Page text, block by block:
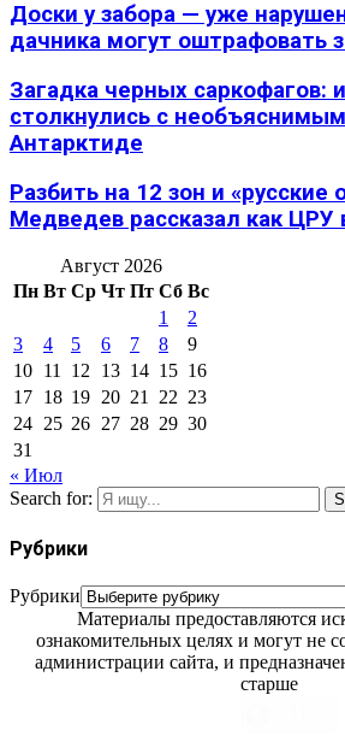
Доски у забора — уже
дачника могут оштрафовать
Загадка черных саркофагов:
столкнулись с
Антарктиде
Разбить на 12 зон и «русские
Медведев рассказал как ЦРУ
Август 2026
Пн Вт Ср Чт Пт Сб Вс
1
2
3
4 5 6 7 8
9
10 11 12 13 14 15 16
17 18 19 20 21 22 23
24 25 26 27 28 29 30
31
« Июл
Search for:
Рубрики
Рубрики
Материалы предоставляются
ознакомительных целях и могут не
администрации сайта, и
старше